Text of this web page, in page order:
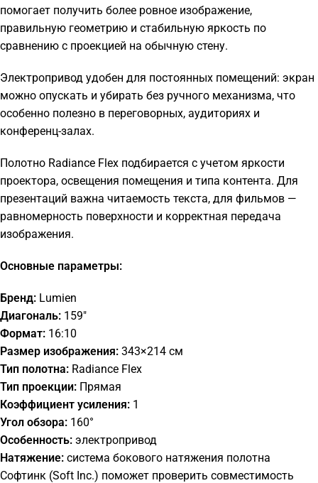
помогает получить более ровное изображение,
правильную геометрию и стабильную яркость по
сравнению с проекцией на обычную стену.
Электропривод удобен для постоянных помещений: экран
можно опускать и убирать без ручного механизма, что
особенно полезно в переговорных, аудиториях и
конференц-залах.
Полотно Radiance Flex подбирается с учетом яркости
проектора, освещения помещения и типа контента. Для
презентаций важна читаемость текста, для фильмов —
равномерность поверхности и корректная передача
изображения.
Основные параметры:
Бренд: Lumien
Диагональ: 159"
Формат: 16:10
Размер изображения: 343×214 см
Тип полотна: Radiance Flex
Тип проекции: Прямая
Коэффициент усиления: 1
Угол обзора: 160°
Особенность: электропривод
Натяжение: система бокового натяжения полотна
Софтинк (Soft Inc.) поможет проверить совместимость